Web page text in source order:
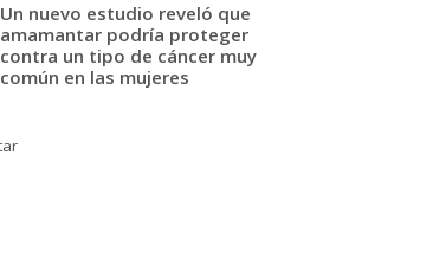
Un nuevo estudio reveló que
amamantar podría proteger
contra un tipo de cáncer muy
común en las mujeres